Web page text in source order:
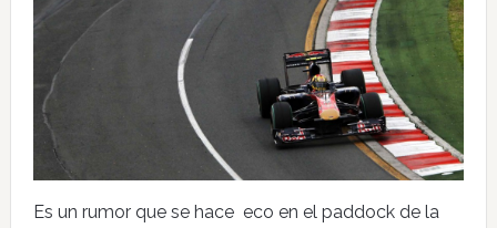
Es un rumor que se hace eco en el paddock de la